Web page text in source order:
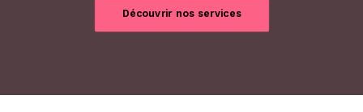
Découvrir nos services